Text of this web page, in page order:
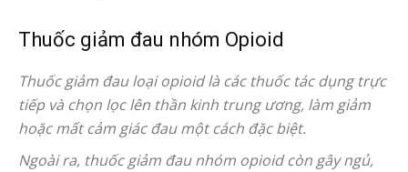
Thuốc giảm đau nhóm Opioid
Thuốc giảm đau loại opioid là các thuốc tác dụng trực
tiếp và chọn lọc lên thần kinh trung ương, làm giảm
hoặc mất cảm giác đau một cách đặc biệt.
Ngoài ra, thuốc giảm đau nhóm opioid còn gây ngủ,